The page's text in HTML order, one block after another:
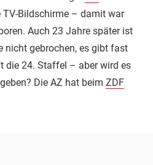
TV-Bildschirme – damit war
Auch 23 Jahre später ist
nicht gebrochen, es gibt fast
die 24. Staffel – aber wird es
Die AZ hat beim ZDF